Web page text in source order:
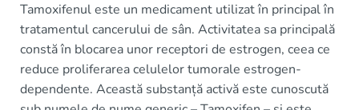
Tamoxifenul este un medicament utilizat în principal în
tratamentul cancerului de sân. Activitatea sa principală
constă în blocarea unor receptori de estrogen, ceea ce
reduce proliferarea celulelor tumorale estrogen-
dependente. Această substanță activă este cunoscută